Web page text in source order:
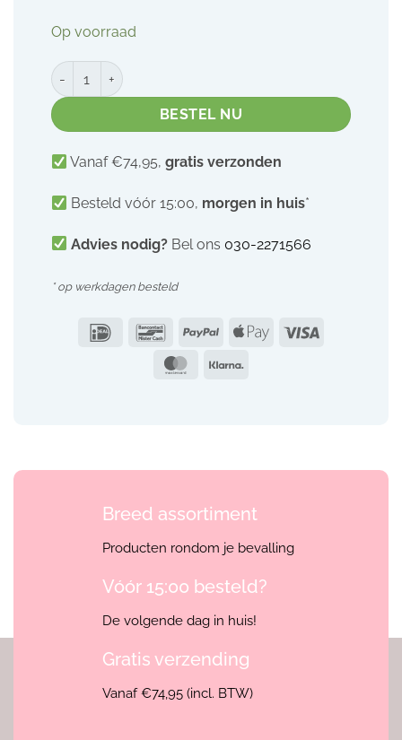
Op voorraad
Ardo Afkolfset Enkelzijdig (Alyssa/Bellis) aantal
BESTEL NU
Vanaf €74,95,gratis verzonden
Besteld vóór 15:00, morgen in huis*
Advies nodig? Bel ons 030-2271566
* op werkdagen besteld
IDeal Bancontact
PayPal Apple
Visa
MasterCard
Klarna
Breed assortiment
Producten rondom je bevalling
Vóór 15:00 besteld?
De volgende dag in huis!
Gratis verzending
Vanaf €74,95 (incl. BTW)